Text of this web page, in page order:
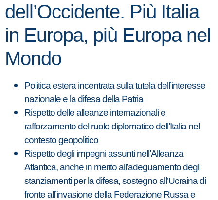
dell’Occidente. Più Italia
in Europa, più Europa nel
Mondo
Politica estera incentrata sulla tutela dell’interesse
nazionale e la difesa della Patria
Rispetto delle alleanze internazionali e
rafforzamento del ruolo diplomatico dell’Italia nel
contesto geopolitico
Rispetto degli impegni assunti nell’Alleanza
Atlantica, anche in merito all’adeguamento degli
stanziamenti per la difesa, sostegno all’Ucraina di
fronte all’invasione della Federazione Russa e